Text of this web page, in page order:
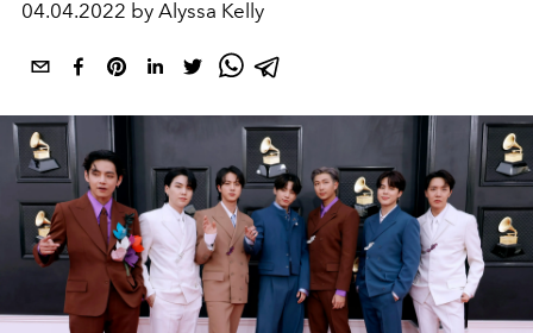
04.04.2022 by Alyssa Kelly